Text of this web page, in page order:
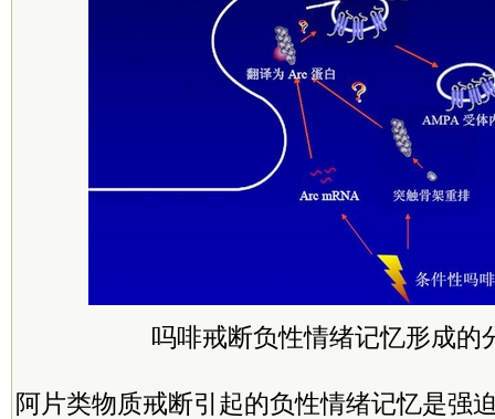
吗啡戒断负性情绪记忆形成的
阿片类物质戒断引起的负性情绪记忆是强